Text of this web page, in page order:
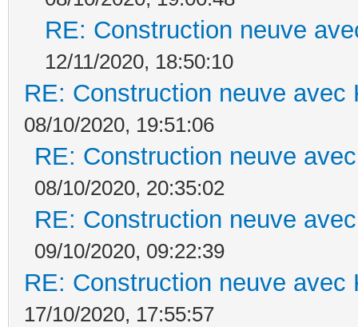
RE: Construction neuve
12/11/2020, 18:50:10
RE: Construction neuve avec
08/10/2020, 19:51:06
RE: Construction neuve
08/10/2020, 20:35:02
RE: Construction neuve
09/10/2020, 09:22:39
RE: Construction neuve avec
17/10/2020, 17:55:57